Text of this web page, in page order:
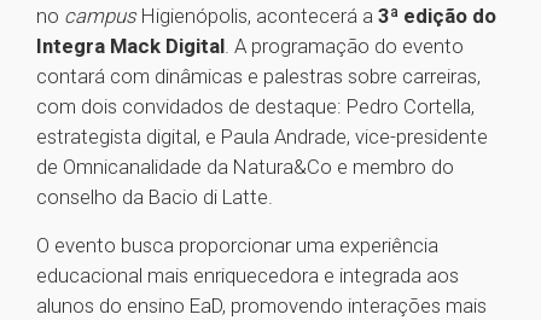
no campus Higienópolis, acontecerá a 3ª edição do
Integra Mack Digital. A programação do evento
contará com dinâmicas e palestras sobre carreiras,
com dois convidados de destaque: Pedro Cortella,
estrategista digital, e Paula Andrade, vice-presidente
de Omnicanalidade da Natura&Co e membro do
conselho da Bacio di Latte.
O evento busca proporcionar uma experiência
educacional mais enriquecedora e integrada aos
alunos do ensino EaD, promovendo interações mais